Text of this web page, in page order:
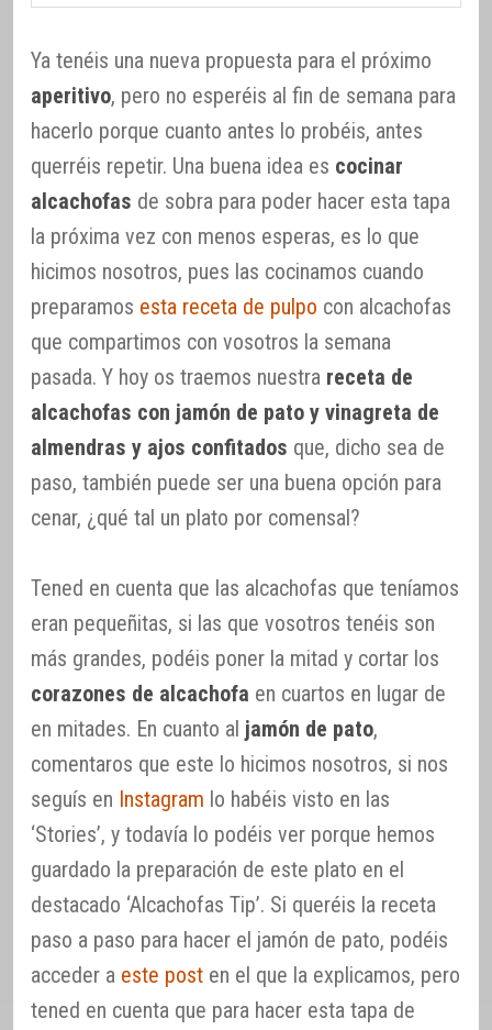
Ya tenéis una nueva propuesta para el próximo
aperitivo, pero no esperéis al fin de semana para
hacerlo porque cuanto antes lo probéis, antes
querréis repetir. Una buena idea es cocinar
alcachofas de sobra para poder hacer esta tapa
la próxima vez con menos esperas, es lo que
hicimos nosotros, pues las cocinamos cuando
preparamos esta receta de pulpo con alcachofas
que compartimos con vosotros la semana
pasada. Y hoy os traemos nuestra receta de
alcachofas con jamón de pato y vinagreta de
almendras y ajos confitados que, dicho sea de
paso, también puede ser una buena opción para
cenar, ¿qué tal un plato por comensal?
Tened en cuenta que las alcachofas que teníamos
eran pequeñitas, si las que vosotros tenéis son
más grandes, podéis poner la mitad y cortar los
corazones de alcachofa en cuartos en lugar de
en mitades. En cuanto al jamón de pato,
comentaros que este lo hicimos nosotros, si nos
seguís en Instagram lo habéis visto en las
‘Stories’, y todavía lo podéis ver porque hemos
guardado la preparación de este plato en el
destacado ‘Alcachofas Tip’. Si queréis la receta
paso a paso para hacer el jamón de pato, podéis
acceder a este post en el que la explicamos, pero
tened en cuenta que para hacer esta tapa de